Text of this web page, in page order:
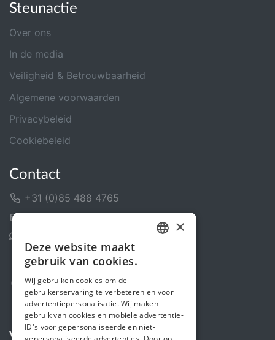
Steunactie
Over ons
In de media
Veiligheid & Betrouwbaarheid
Algemene voorwaarden
Privacybeleid
Cookiebeleid
Contact
+31 (0)85 488 4765
ENGLISH
×
Deze website maakt
gebruik van cookies.
Wij gebruiken cookies om de
gebruikerservaring te verbeteren en voor
advertentiepersonalisatie. Wij maken
gebruik van cookies en mobiele advertentie-
ID's voor gepersonaliseerde en niet-